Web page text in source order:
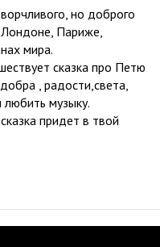
но доброго
Париже,
мира.
сказка про Петю
, радости,света,
любить музыку.
придет в твой